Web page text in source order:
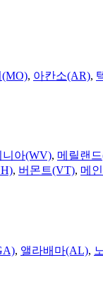
, 아칸소(AR),
니아(WV), 메릴랜
, 버몬트(VT), 메
, 앨라배마(AL),